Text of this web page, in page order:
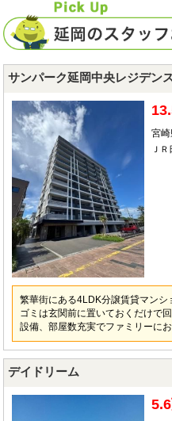
サンパーク延岡中央レジデン
宮崎
Ｊ
繁華街にある4LDK分譲賃貸マンシ
ゴミは玄関前に置いておくだけで
設備、部屋数充実でファミリーに
デイドリーム